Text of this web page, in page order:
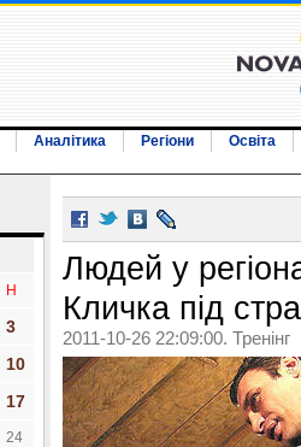
Аналітика Регіони
Освіта
Н
3
10
17
24
Людей у
Кличка під
2011-10-26 22:09:00. Тренінг